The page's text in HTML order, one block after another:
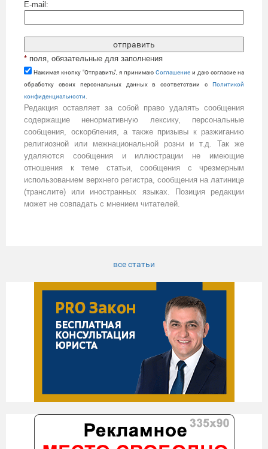
E-mail:
* поля, обязательные для заполнения
Нажимая кнопку "Отправить", я принимаю Cоглашение и даю согласие на
обработку своих персональных данных в соответствии с Политикой
конфиденциальности
Редакция оставляет за собой право удалять сообщения
содержащие ненормативную лексику, персональные
сообщения, оскорбления, а также призывы к разжиганию
религиозной или межнациональной розни и т.д. Так же
удаляются сообщения и иллюстрации не имеющие
отношения к теме статьи, сообщения с чрезмерным
использованием верхнего регистра, сообщения на латинице
(транслите) или иностранных языках. Позиция редакции
может не совпадать с мнением читателей.
все статьи